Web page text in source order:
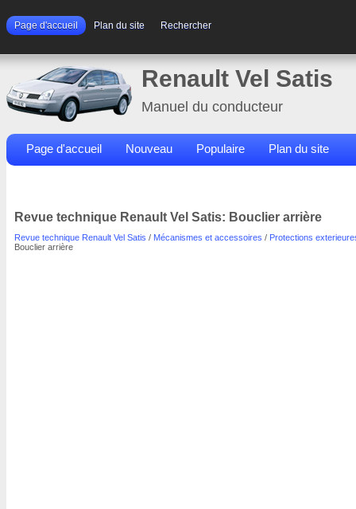
Page d'accueil Plan du site Rechercher
Renault Vel Satis
Manuel du conducteur
Page d'accueil Nouveau Populaire Plan du site
Revue technique Renault Vel Satis: Bouclier arrière
Revue technique Renault Vel Satis / Mécanismes et accessoires / Protections
Bouclier arrière